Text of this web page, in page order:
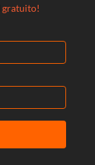
gratuito!